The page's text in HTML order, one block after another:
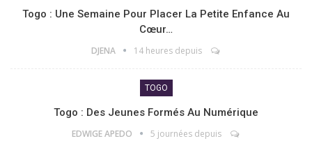
Togo : Une Semaine Pour Placer La Petite Enfance Au
Cœur…
DJENA 14 heures depuis
TOGO
Togo : Des Jeunes Formés Au Numérique
EDWIGE APEDO 5 journées depuis